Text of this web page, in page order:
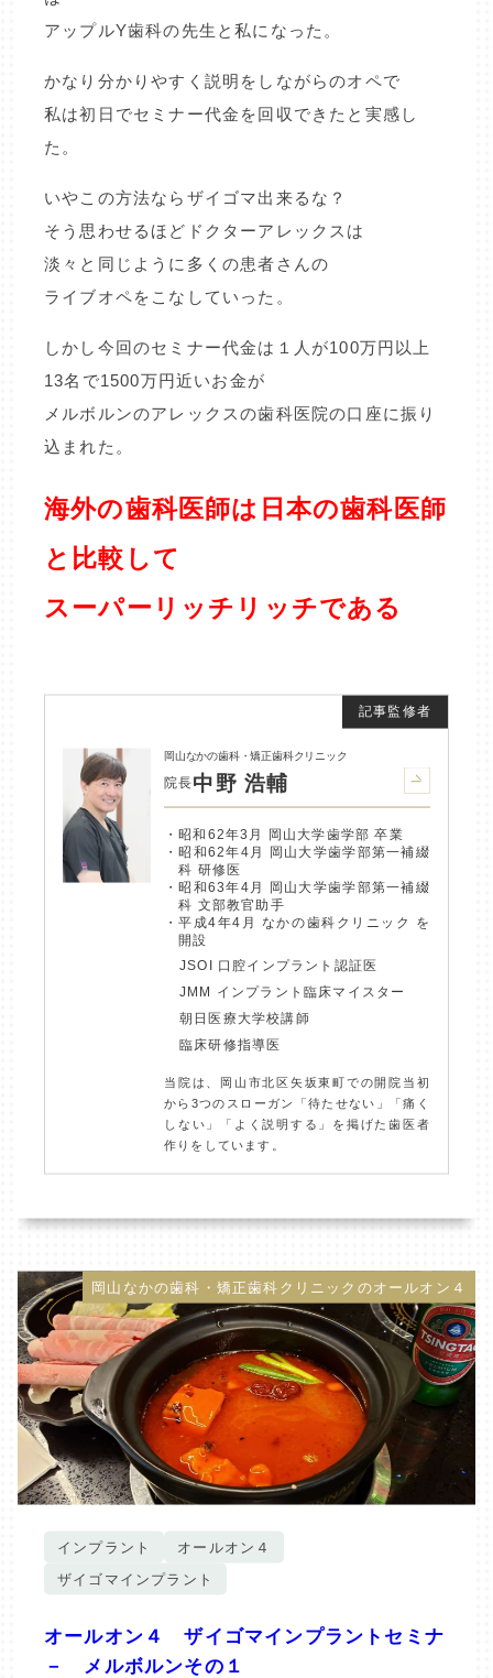
アップルY歯科の先生と私になった。
かなり分かりやすく説明をしながらのオペで
私は初日でセミナー代金を回収できたと実感し
た。
いやこの方法ならザイゴマ出来るな？
そう思わせるほどドクターアレックスは
淡々と同じように多くの患者さんの
ライブオペをこなしていった。
しかし今回のセミナー代金は１人が100万円以上
13名で1500万円近いお金が
メルボルンのアレックスの歯科医院の口座に振り
込まれた。
海外の歯科医師は日本の歯科医師
と比較して
スーパーリッチリッチである
岡山なかの歯科・矯正歯科クリニック
院長中野 浩輔
昭和62年3月 岡山大学歯学部 卒業
昭和62年4月 岡山大学歯学部第一補綴
科 研修医
昭和63年4月 岡山大学歯学部第一補綴
科 文部教官助手
平成4年4月 なかの歯科クリニック を
開設
JSOI 口腔インプラント認証医
JMM インプラント臨床マイスター
朝日医療大学校講師
臨床研修指導医
当院は、岡山市北区矢坂東町での開院当初
から3つのスローガン「待たせない」「痛く
しない」「よく説明する」を掲げた歯医者
作りをしています。
岡山なかの歯科・矯正歯科クリニックのオールオン４
インプラント
オールオン４
ザイゴマインプラント
オールオン４ ザイゴマインプラントセミナ
－ メルボルンその１